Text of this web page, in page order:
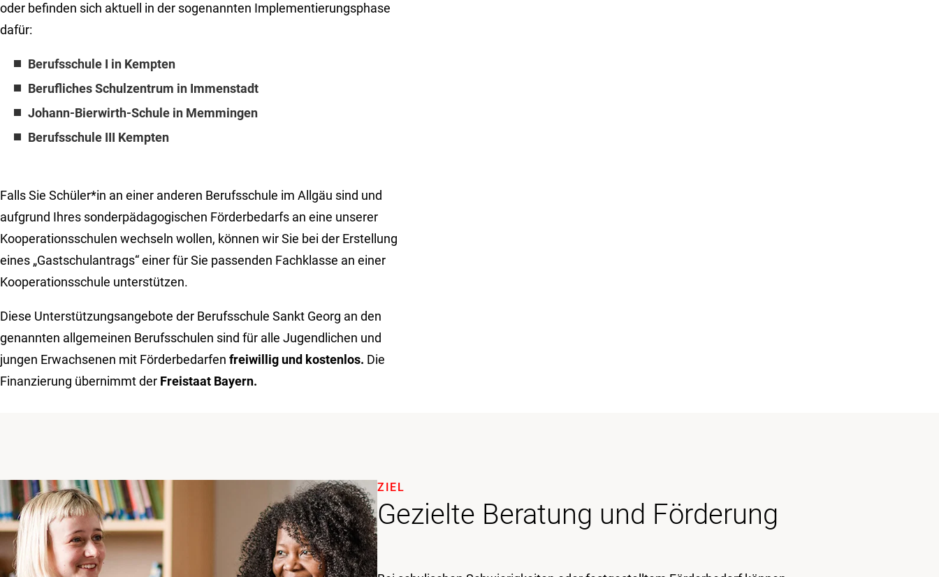
oder befinden sich aktuell in der sogenannten Implementierungsphase
dafür:
Berufsschule I in Kempten
Berufliches Schulzentrum in Immenstadt
Johann-Bierwirth-Schule in Memmingen
Berufsschule III Kempten
Falls Sie Schüler*in an einer anderen Berufsschule im Allgäu sind und
aufgrund Ihres sonderpädagogischen Förderbedarfs an eine unserer
Kooperationsschulen wechseln wollen, können wir Sie bei der Erstellung
eines „Gastschulantrags“ einer für Sie passenden Fachklasse an einer
Kooperationsschule unterstützen.
Diese Unterstützungsangebote der Berufsschule Sankt Georg an den
genannten allgemeinen Berufsschulen sind für alle Jugendlichen und
jungen Erwachsenen mit Förderbedarfen freiwillig und kostenlos. Die
Finanzierung übernimmt der Freistaat Bayern.
Gezielte Beratung und Förderung
ZIEL